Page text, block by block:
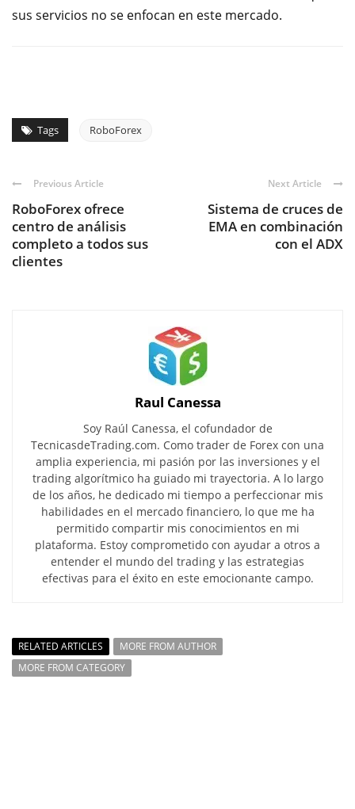
sus servicios no se enfocan en este mercado.
Tags RoboForex
Previous Article
RoboForex ofrece
centro de análisis
completo a todos sus
clientes
Next Article
Sistema de cruces de
EMA en combinación
con el ADX
Raul Canessa
Soy Raúl Canessa, el cofundador de
TecnicasdeTrading.com. Como trader de Forex con una
amplia experiencia, mi pasión por las inversiones y el
trading algorítmico ha guiado mi trayectoria. A lo largo
de los años, he dedicado mi tiempo a perfeccionar mis
habilidades en el mercado financiero, lo que me ha
permitido compartir mis conocimientos en mi
plataforma. Estoy comprometido con ayudar a otros a
entender el mundo del trading y las estrategias
efectivas para el éxito en este emocionante campo.
RELATED ARTICLES
MORE FROM AUTHOR
MORE FROM CATEGORY